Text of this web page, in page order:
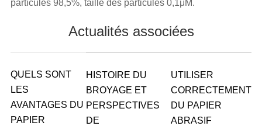
particules 98,5%, taille des particules 0,1μM.
Actualités associées
QUELS SONT
LES
AVANTAGES DU
PAPIER
HISTOIRE DU
BROYAGE ET
PERSPECTIVES
DE
UTILISER
CORRECTEMENT
DU PAPIER
ABRASIF